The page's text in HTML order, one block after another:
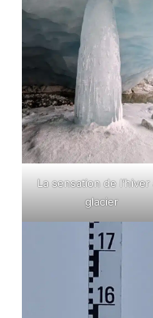
La sensation de l’hiver
glacier